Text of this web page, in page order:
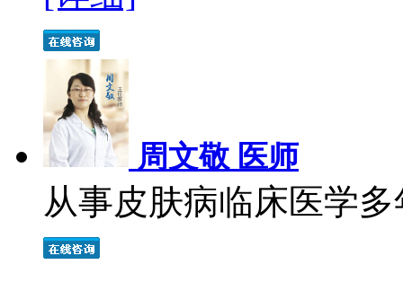
周文敬 医师
从事皮肤病临床医学